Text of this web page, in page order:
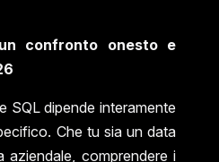
confronto onesto e
SQL dipende interamente
Che tu sia un data
aziendale, comprendere i